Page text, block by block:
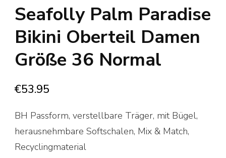
Seafolly Palm Paradise
Bikini Oberteil Damen
Größe 36 Normal
€53.95
BH Passform, verstellbare Träger, mit Bügel,
herausnehmbare Softschalen, Mix & Match,
Recyclingmaterial